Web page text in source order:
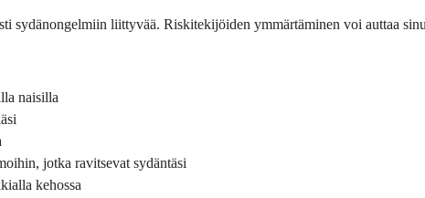
sydän­ongelmiin liittyvää. Riskitekijöiden ymmärtäminen voi auttaa
naisilla
jotka ravitsevat sydäntäsi
kehossa